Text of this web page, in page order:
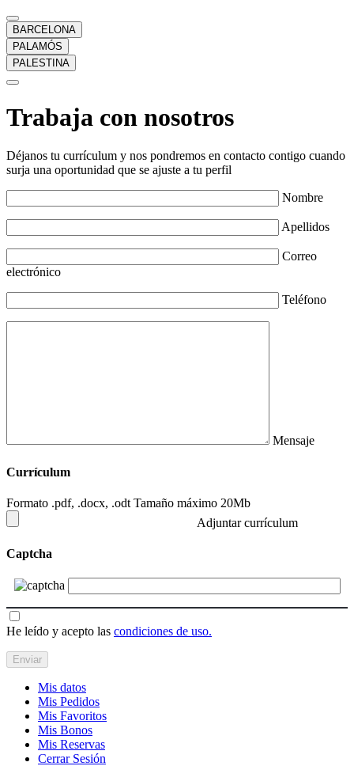
BARCELONA
PALAMÓS
PALESTINA
Trabaja con nosotros
Déjanos tu currículum y nos pondremos en contacto contigo cuando
surja una oportunidad que se ajuste a tu perfil
Nombre
Apellidos
Correo
electrónico
Teléfono
Mensaje
Currículum
Formato .pdf, .docx, .odt Tamaño máximo 20Mb
Adjuntar currículum
Captcha
He leído y acepto las condiciones de uso.
Mis datos
Mis Pedidos
Mis Favoritos
Mis Bonos
Mis Reservas
Cerrar Sesión